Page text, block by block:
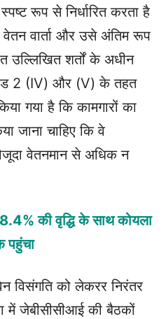
रूप से निर्धारित करता है
वार्ता और उसे अंतिम रूप
उल्लिखित शर्तों के अधीन
2 (IV) और (V) के तहत
गया है कि कामगारों का
जाना चाहिए कि वे
वेतनमान से अधिक न
8.4% की वृद्धि के साथ कोयला
पहुंचा
विसंगति को लेकरर निरंतर
में जेबीसीसीआई की बैठकों